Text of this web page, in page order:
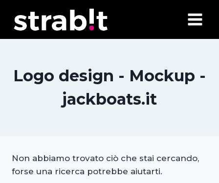
contenuto
Logo design - Mockup -
jackboats.it
Non abbiamo trovato ciò che stai cercando,
forse una ricerca potrebbe aiutarti.